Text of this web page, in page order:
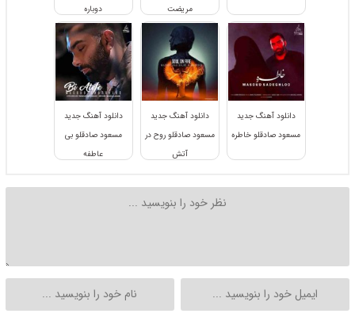
مریضت
دوباره
دانلود آهنگ جدید
مسعود صادقلو خاطره
دانلود آهنگ جدید
مسعود صادقلو روح در
آتش
دانلود آهنگ جدید
مسعود صادقلو بی
عاطفه